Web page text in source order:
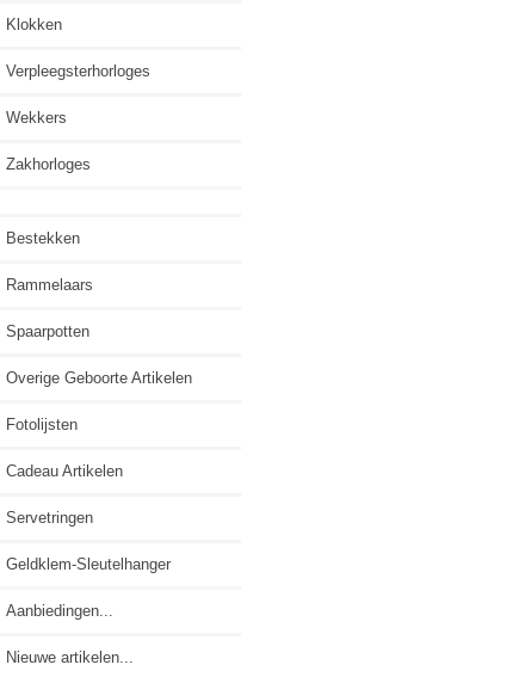
Klokken
Verpleegsterhorloges
Wekkers
Zakhorloges
Bestekken
Rammelaars
Spaarpotten
Overige Geboorte Artikelen
Fotolijsten
Cadeau Artikelen
Servetringen
Geldklem-Sleutelhanger
Aanbiedingen...
Nieuwe artikelen...